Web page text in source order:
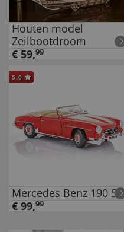
Houten model
Zeilbootdroom
€ 59,99
5.0
Mercedes Benz 190 SL
€ 99,99